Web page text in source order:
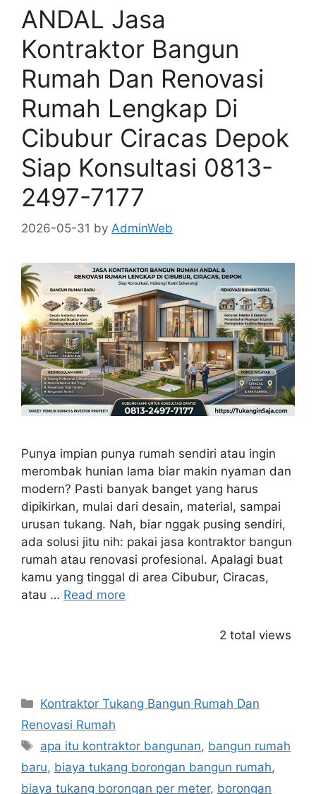
ANDAL Jasa
Kontraktor Bangun
Rumah Dan Renovasi
Rumah Lengkap Di
Cibubur Ciracas Depok
Siap Konsultasi 0813-
2497-7177
2026-05-31 by AdminWeb
Punya impian punya rumah sendiri atau ingin
merombak hunian lama biar makin nyaman dan
modern? Pasti banyak banget yang harus
dipikirkan, mulai dari desain, material, sampai
urusan tukang. Nah, biar nggak pusing sendiri,
ada solusi jitu nih: pakai jasa kontraktor bangun
rumah atau renovasi profesional. Apalagi buat
kamu yang tinggal di area Cibubur, Ciracas,
atau … Read more
2 total views
Categories
Kontraktor Tukang Bangun Rumah Dan
Renovasi Rumah
Tags
apa itu kontraktor bangunan, bangun rumah
baru, biaya tukang borongan bangun rumah,
biaya tukang borongan per meter, borongan